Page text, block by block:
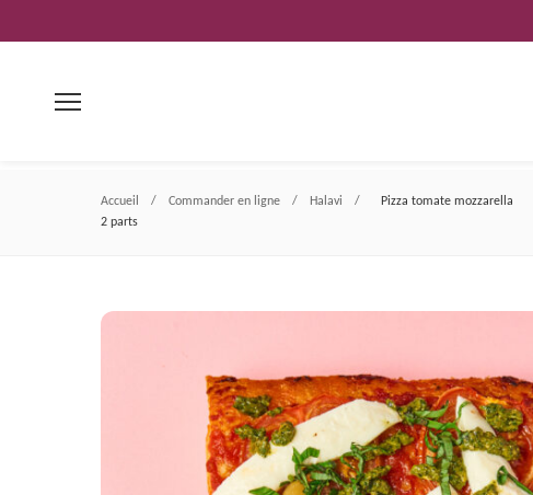
au
Accueil / Commander en ligne / Halavi /
Pizza tomate mozzarella
2 parts